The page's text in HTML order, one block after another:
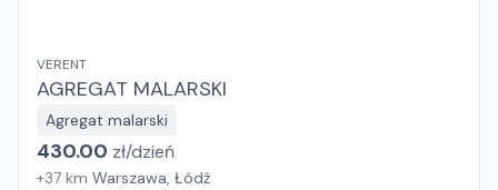
VERENT
AGREGAT MALARSKI
Agregat malarski
430.00 zł/dzień
+37 km Warszawa, Łódź